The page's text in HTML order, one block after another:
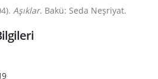
Aşıklar. Bakü: Seda Neşriyat.